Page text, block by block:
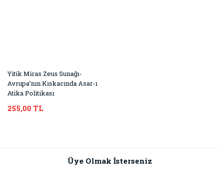
Yitik Miras Zeus Sunağı-
Avrupa’nın Kıskacında Asar-ı
Atika Politikası
255,00 TL
Üye Olmak İsterseniz